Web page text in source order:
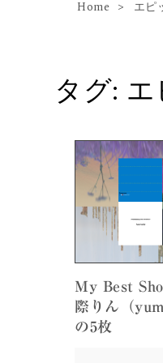
Home エピ
タグ:
My Best
際りん（
の5枚